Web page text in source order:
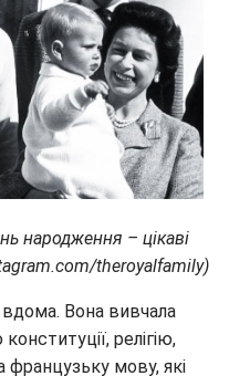
народження – цікаві
theroyalfamily)
Вона вивчала
релігію,
мову, які